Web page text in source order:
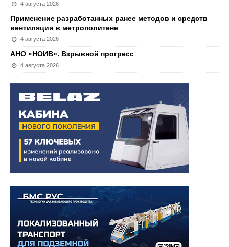
4 августа 2026
Применение разработанных ранее методов и средств
вентиляции в метрополитене
4 августа 2026
АНО «НОИВ». Взрывной прогресс
4 августа 2026